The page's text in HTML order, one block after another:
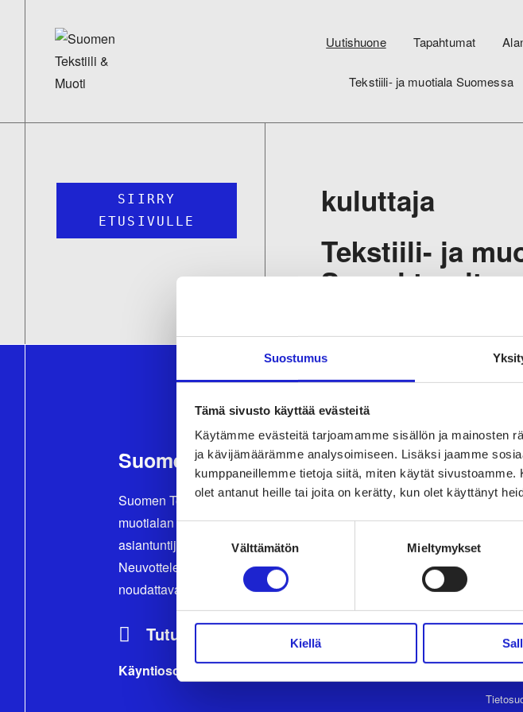
Suostumus
Tämä sivusto käyttää evästeitä
Käytämme evästeitä tarjoamamme sisällön ja mainosten
ja kävijämäärämme analysoimiseen. Lisäksi jaamme
kumppaneillemme tietoja siitä, miten käytät
olet antanut heille tai joita on kerätty, kun olet käyttänyt
Välttämätön Mieltymykset
Kiellä
Uutishuone Tapahtumat
Tekstiili- ja muotiala Suomessa
SIIRRY
ETUSIVULLE
kuluttaja
Tekstiili- ja
Suomi
Suomen Tekstiili & Muoti ry
Suomen Tekstiili & Muoti ry on tekstiili-, vaate- ja
muotialan yritysten etujärjestö, joka tarjoaa
asiantuntijapalveluita, koulutusta ja tapahtumia.
Neuvottelemme työehtosopimukset, joita
noudattavat kaikki alan yritykset.
Tutustu meihin tarkemmin
Käyntiosoite: